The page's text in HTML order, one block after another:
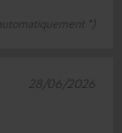
*)
28/06/2026